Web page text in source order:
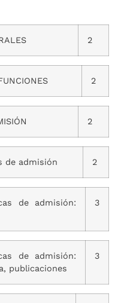
2
2
2
de admisión 2
de admisión:
3
de admisión:
publicaciones
3